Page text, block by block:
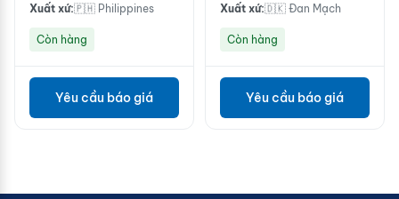
Xuất xứ:🇵🇭 Philippines
Còn hàng
Yêu cầu báo giá
Xuất xứ:🇩🇰 Đan Mạch
Còn hàng
Yêu cầu báo giá